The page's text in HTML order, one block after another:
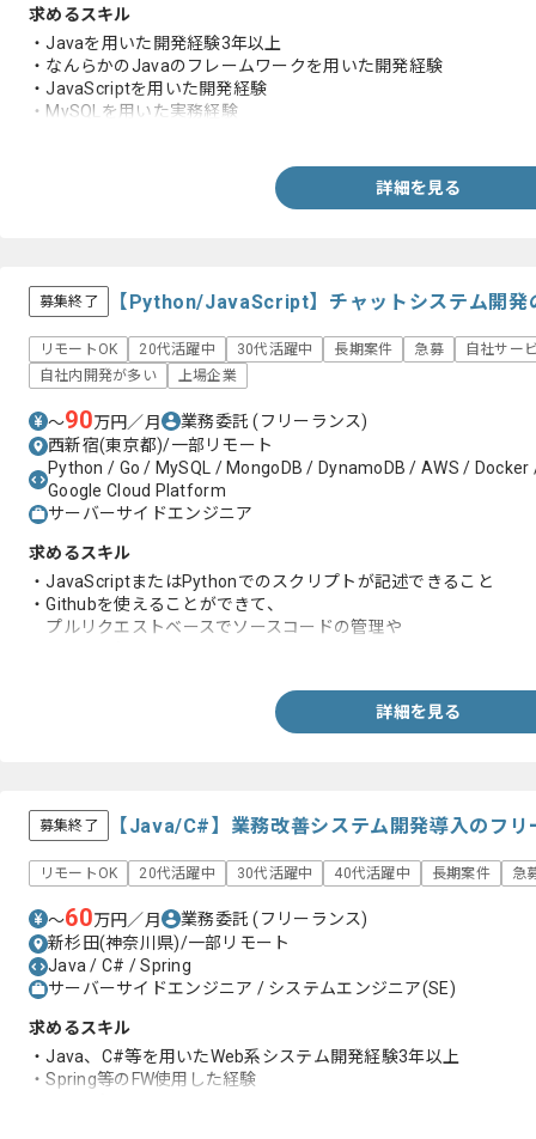
求めるスキル
・Javaを用いた開発経験3年以上
・なんらかのJavaのフレームワークを用いた開発経験
・JavaScriptを用いた開発経験
・MySQLを用いた実務経験
詳細を見る
募集終了 【Python/JavaScript】チャットシステム開発
リモートOK 20代活躍中 30代活躍中 長期案件 急募
自社サー
自社内開発が多い
上場企業
〜90万円／月 業務委託(フリーランス)
西新宿(東京都)/一部リモート
Python / Go / MySQL / MongoDB / DynamoDB / AWS /
Google Cloud Platform
サーバーサイドエンジニア
求めるスキル
・JavaScriptまたはPythonでのスクリプトが記述できること
・Githubを使えることができて、
プルリクエストベースでソースコードの管理や
詳細を見る
募集終了 【Java/C#】業務改善システム開発導入のフ
リモートOK 20代活躍中 30代活躍中 40代活躍中 長期案件 急
〜60万円／月 業務委託(フリーランス)
新杉田(神奈川県)/一部リモート
Java / C# / Spring
サーバーサイドエンジニア / システムエンジニア(SE)
求めるスキル
・Java、C#等を用いたWeb系システム開発経験3年以上
・Spring等のFW使用した経験